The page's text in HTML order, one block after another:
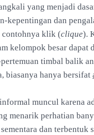
yang menjadi
kepentingan dan
contohnya klik (clique).
kelompok besar
timbal balik
biasanya hanya bersifat
muncul karena
menarik perhatian
dan terbentuk